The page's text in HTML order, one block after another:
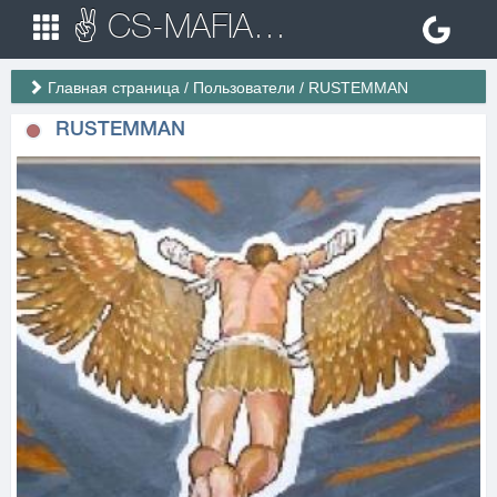
✌ CS-MAFIA.RU ✌ Игровые сервера Counter Strike 1.6
Главная страница / Пользователи / RUSTEMMAN
RUSTEMMAN